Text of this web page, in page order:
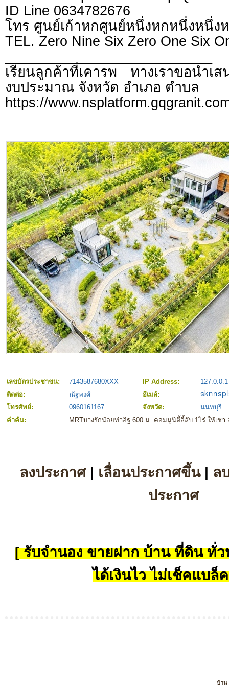
ID Line 0634782676
โทร ศูนย์เก้าหกศูนย์หนึ่งหกหนึ่งหนึ่ง
TEL. Zero Nine Six Zero One Six
เรียนลูกค้าที่เคารพ ทางเราขอนำเ
งบประมาณ จังหวัด อำเภอ ตำบล
https://
เลขบัตรประชาชน: 7143587680XXX IP Address:
127.0.0.1
ติดต่อ:
ณัฐพงศ์
อีเมล์:
โทรศัพย์:
0960161167 จังหวัด:
นนทบุรี
คำค้น:
MRTบางรักน้อยท่าอิฐ 600 ม. คอมมูนิตี้ลี้ลับ 1ไร่ ให้เช่
ลงประกาศ| เลื่อนประกาศขึ้น| ล
ประกาศ
[ รับจำนอง ขายฝาก บ้าน ที่ดิน ทั่ว
ได้เงินไว ไม่เช็คแบล็
บ้าน